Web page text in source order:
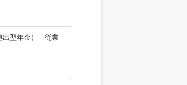
型年金） 従業